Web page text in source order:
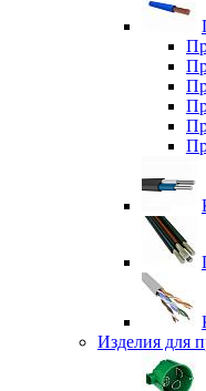
Изделия для